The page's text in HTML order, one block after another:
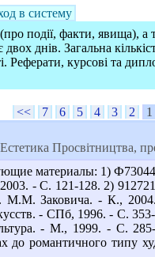
в систему
події, факти, явища),
днів. Загальна
курсові та
<< 7 6 5 4 3 2 1
Просвітництва,
материалы: 1) Ф73044
- С. 121-128. 2)
ред. М.М. Заковича. -
- СПб, 1996. - С.
- М., 1999. - С.
романтичного типу